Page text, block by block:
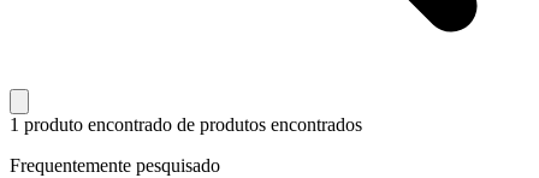
1 produto encontrado de produtos encontrados
Frequentemente pesquisado